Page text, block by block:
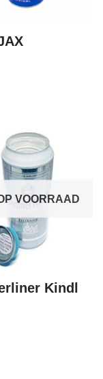
VOORRAAD
Kindl